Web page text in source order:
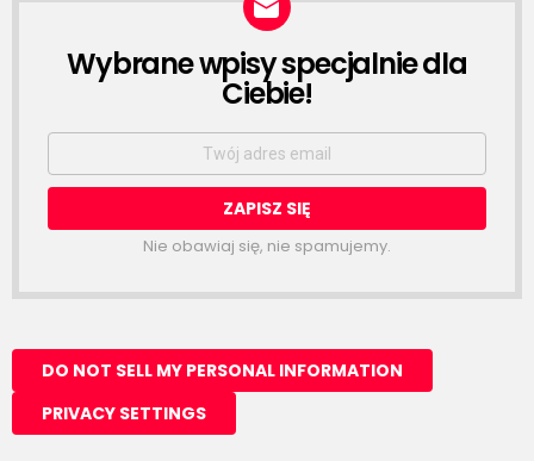
NEWSLETTER
Wybrane wpisy specjalnie dla
Ciebie!
Email
Nie obawiaj się, nie spamujemy.